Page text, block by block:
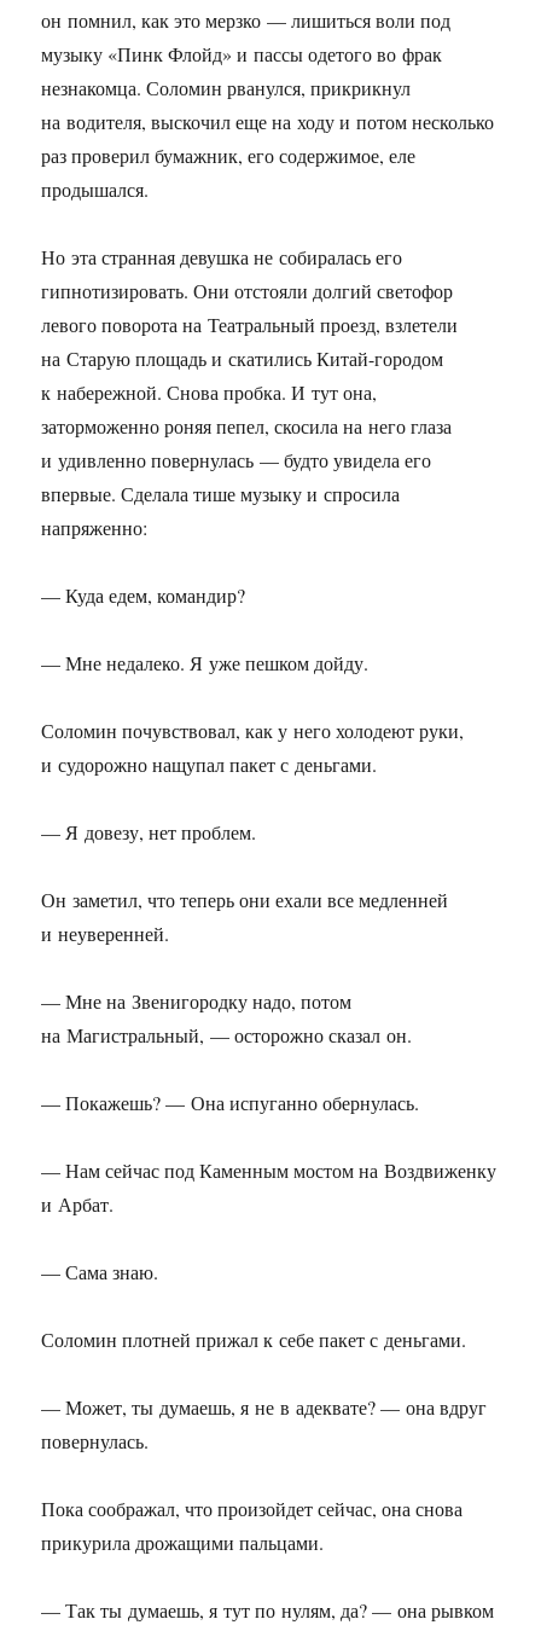
он помнил, как это мерзко — лишиться воли под
музыку «Пинк Флойд» и пассы одетого во фрак
незнакомца. Соломин рванулся, прикрикнул
на водителя, выскочил еще на ходу и потом несколько
раз проверил бумажник, его содержимое, еле
продышался.
Но эта странная девушка не собиралась его
гипнотизировать. Они отстояли долгий светофор
левого поворота на Театральный проезд, взлетели
на Старую площадь и скатились Китай-городом
к набережной. Снова пробка. И тут она,
заторможенно роняя пепел, скосила на него глаза
и удивленно повернулась — будто увидела его
впервые. Сделала тише музыку и спросила
напряженно:
— Куда едем, командир?
— Мне недалеко. Я уже пешком дойду.
Соломин почувствовал, как у него холодеют руки,
и судорожно нащупал пакет с деньгами.
— Я довезу, нет проблем.
Он заметил, что теперь они ехали все медленней
и неуверенней.
— Мне на Звенигородку надо, потом
на Магистральный, — осторожно сказал он.
— Покажешь? — Она испуганно обернулась.
— Нам сейчас под Каменным мостом на Воздвиженку
и Арбат.
— Сама знаю.
Соломин плотней прижал к себе пакет с деньгами.
— Может, ты думаешь, я не в адеквате? — она вдруг
повернулась.
Пока соображал, что произойдет сейчас, она снова
прикурила дрожащими пальцами.
— Так ты думаешь, я тут по нулям, да? — она рывком